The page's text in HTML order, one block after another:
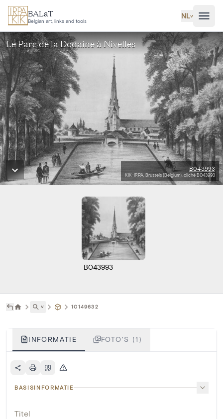
Ga naar hoofdinhoud
BALaT
Belgian art, links and tools
NL˅
Le Parc de la Dodaine à Nivelles
B043993
KIK-IRPA, Brussels (Belgium), cliché B043993
B043993
˅ 10149632
INFORMATIE FOTO'S (1)
BASISINFORMATIE
Titel